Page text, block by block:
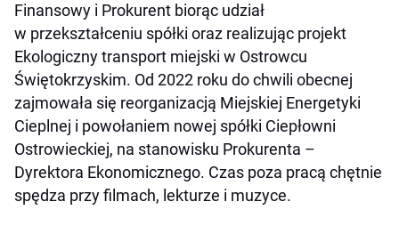
Finansowy i Prokurent biorąc udział
w przekształceniu spółki oraz realizując projekt
Ekologiczny transport miejski w Ostrowcu
Świętokrzyskim. Od 2022 roku do chwili obecnej
zajmowała się reorganizacją Miejskiej Energetyki
Cieplnej i powołaniem nowej spółki Ciepłowni
Ostrowieckiej, na stanowisku Prokurenta –
Dyrektora Ekonomicznego. Czas poza pracą chętnie
spędza przy filmach, lekturze i muzyce.